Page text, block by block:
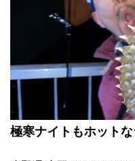
極寒ナイトもホット